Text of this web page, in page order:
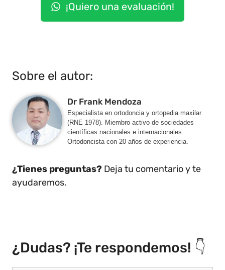
¡Quiero una evaluación!
Sobre el autor:
Dr Frank Mendoza
Especialista en ortodoncia y ortopedia maxilar
(RNE 1978). Miembro activo de sociedades
científicas nacionales e internacionales.
Ortodoncista con 20 años de experiencia.
¿Tienes preguntas? Deja tu comentario y te
ayudaremos.
¿Dudas? ¡Te respondemos! 👇